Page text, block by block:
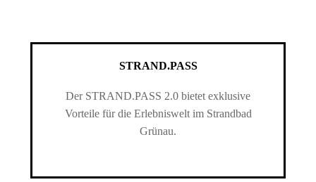
STRAND.PASS
Der STRAND.PASS 2.0 bietet exklusive
Vorteile für die Erlebniswelt im Strandbad
Grünau.